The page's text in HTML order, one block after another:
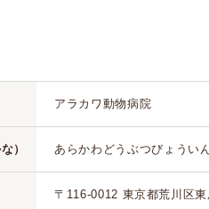
アラカワ動物病院
） あらかわどうぶつびょうい
〒116-0012 東京都荒川区